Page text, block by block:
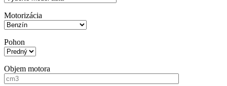
Motorizácia
Pohon
Objem motora